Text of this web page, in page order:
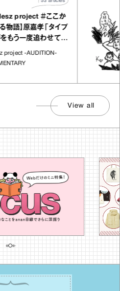
project ＃ここか
】原嘉孝「タイプ
う一度追わせてく
-AUDITION-
View all